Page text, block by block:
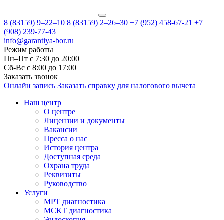
8 (83159) 9–22–10 8 (83159) 2–26–30 +7 (952) 458-67-21 +7
(908) 239-77-43
info@garantiya-bor.ru
Режим работы
Пн–Пт с 7:30 до 20:00
Cб-Вс с 8:00 до 17:00
Заказать звонок
Онлайн запись Заказать справку для налогового вычета
Наш центр
О центре
Лицензии и документы
Вакансии
Пресса о нас
История центра
Доступная среда
Охрана труда
Реквизиты
Руководство
Услуги
МРТ диагностика
МСКТ диагностика